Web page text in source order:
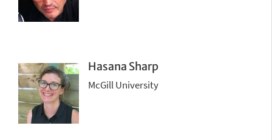
Hasana Sharp
McGill University